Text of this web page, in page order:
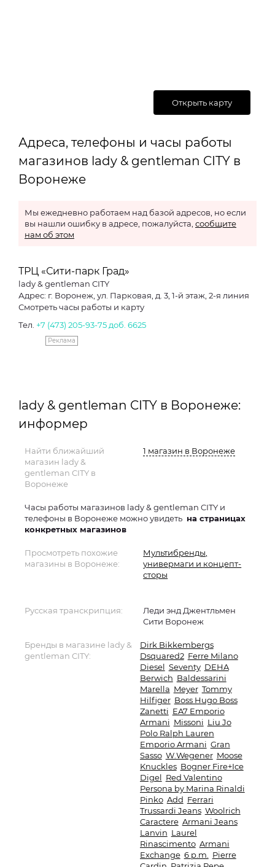
Открыть карту
Адреса, телефоны и часы работы
магазинов lady & gentleman CITY в
Воронеже
Мы ежедневно работаем над базой адресов, но если
вы нашли ошибку в адресе, пожалуйста, сообщите
нам об этом
ТРЦ «Сити-парк Град»
lady & gentleman CITY
Адрес: г. Воронеж, ул. Парковая, д. 3, 1-й этаж, 2-я линия
Смотреть часы работы и карту
Тел. +7 (473) 205-93-75 доб. 6625
Реклама
lady & gentleman CITY в Воронеже:
информер
Найти ближайший
магазин lady &
gentleman CITY в
Воронеже
1 магазин в Воронеже
Часы работы магазинов lady & gentleman CITY и
телефоны в Воронеже можно увидеть на страницах
конкретных магазинов
Просмотреть похожие
магазины в Воронеже:
Мультибренды,
универмаги и концепт-
сторы
Русская транскрипция:
Леди энд Джентльмен
Сити Воронеж
Бренды в магазине lady &
gentleman CITY:
Dirk Bikkembergs
Dsquared2 Ferre Milano
Diesel Seventy DEHA
Berwich Baldessarini
Marella Meyer Tommy
Hilfiger Boss Hugo Boss
Zanetti EA7 Emporio
Armani Missoni Liu Jo
Polo Ralph Lauren
Emporio Armani Gran
Sasso W.Wegener Moose
Knuckles Bogner Fire+Ice
Digel Red Valentino
Persona by Marina Rinaldi
Pinko Add Ferrari
Trussardi Jeans Woolrich
Caractere Armani Jeans
Lanvin Laurel
Rinascimento Armani
Exchange 6 p.m.
Pierre